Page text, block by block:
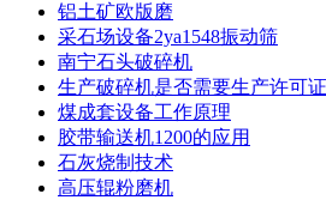
铝土矿欧版磨
采石场设备2ya1548振动筛
南宁石头破碎机
生产破碎机是否需要生产许可证
煤成套设备工作原理
胶带输送机1200的应用
石灰烧制技术
高压辊粉磨机